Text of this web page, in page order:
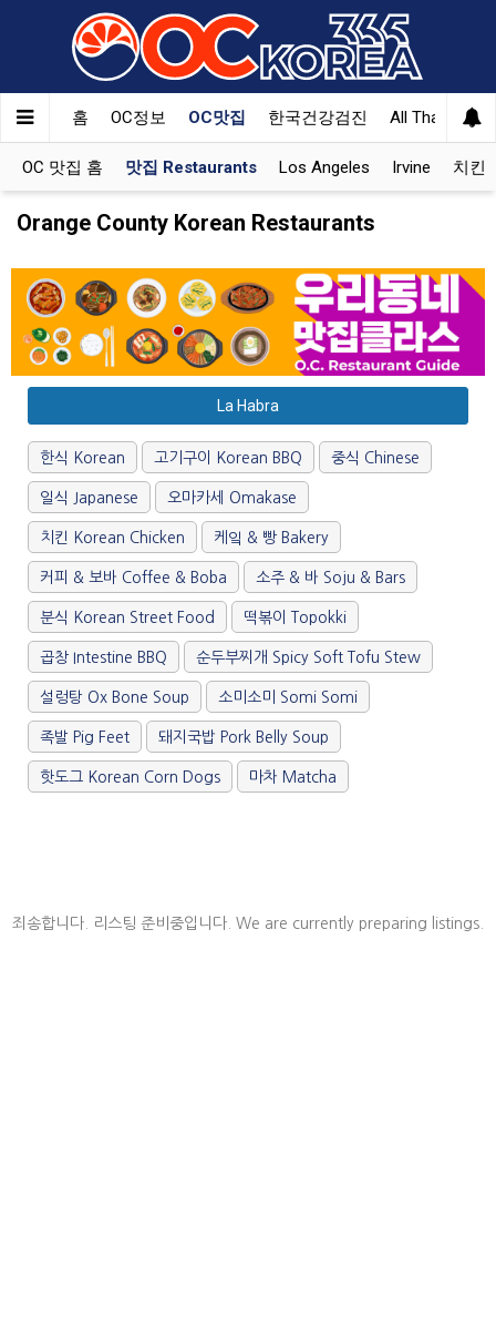
홈 OC정보 OC맛집 한국건강검진 All That Korea
OC 맛집 홈 맛집 Restaurants Los Angeles Irvine 치킨
Orange County Korean Restaurants
La Habra
한식 Korean 고기구이 Korean BBQ 중식 Chinese
일식 Japanese 오마카세 Omakase
치킨 Korean Chicken 케잌 & 빵 Bakery
커피 & 보바 Coffee & Boba 소주 & 바 Soju & Bars
분식 Korean Street Food 떡볶이 Topokki
곱창 Intestine BBQ 순두부찌개 Spicy Soft Tofu Stew
설렁탕 Ox Bone Soup 소미소미 Somi Somi
족발 Pig Feet 돼지국밥 Pork Belly Soup
핫도그 Korean Corn Dogs 마차 Matcha
죄송합니다. 리스팅 준비중입니다. We are currently preparing listings.